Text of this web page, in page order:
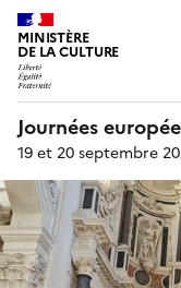
MINISTÈRE
DE LA CULTURE
Journées
19 et 20 septembre